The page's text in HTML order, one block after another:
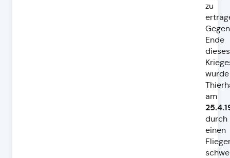
zu
Gegen
Ende
dieses
wurde
am
durch
einen